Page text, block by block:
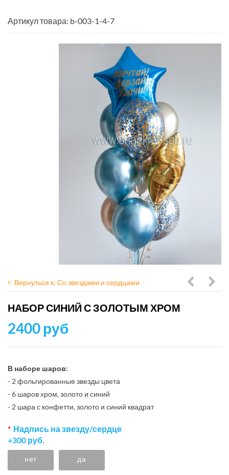
Артикул товара: b-003-1-4-7
Вернуться к: Со звездами и сердцами
НАБОР СИНИЙ С ЗОЛОТЫМ ХРОМ
2400 руб
В наборе шаров:
- 2 фольгированные звезды цвета
- 6 шаров хром, золото и синий
- 2 шара с конфетти, золото и синий квадрат
Надпись на звезду/сердце
+300 руб.
нет да